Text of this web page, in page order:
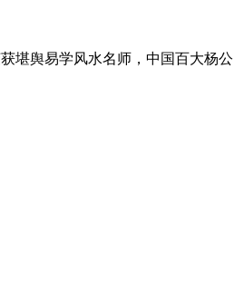
堪舆易学风水名师，中国百大杨公